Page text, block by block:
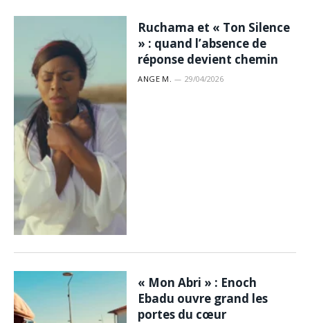
Ruchama et « Ton Silence
» : quand l’absence de
réponse devient chemin
ANGE M. 29/04/2026
« Mon Abri » : Enoch
Ebadu ouvre grand les
portes du cœur